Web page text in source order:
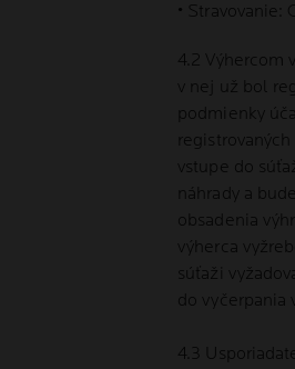
• Stravovanie:
4.2 Výhercom
v nej už bol
podmienky
vstupe do
náhrady a
obsadenia
výherca
súťaži
do vyčerpania
4.3